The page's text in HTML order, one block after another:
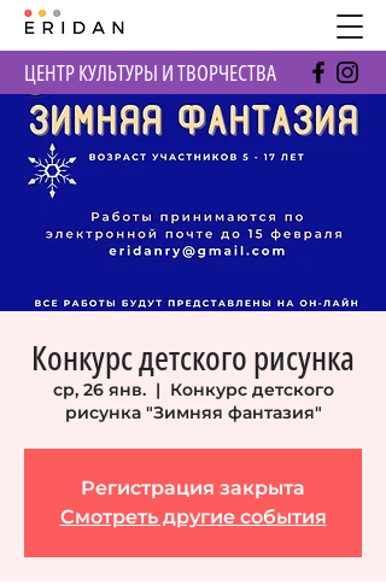
ЦЕНТР КУЛЬТУРЫ И ТВОРЧЕСТВА
Конкурс детского рисунка
ср, 26 янв.
  |
Конкурс детского
рисунка "Зимняя фантазия"
Регистрация закрыта
Смотреть другие события